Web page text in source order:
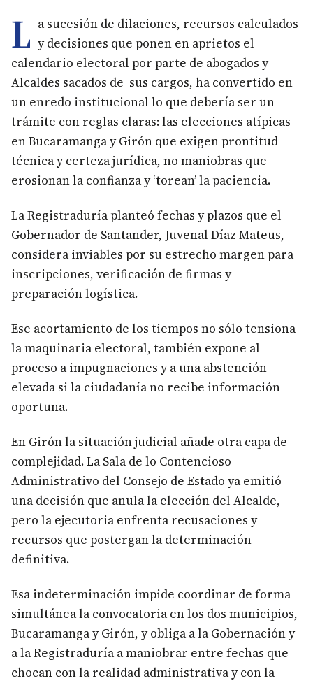
L a sucesión de dilaciones, recursos calculados
y decisiones que ponen en aprietos el
calendario electoral por parte de abogados y
Alcaldes sacados de sus cargos, ha convertido en
un enredo institucional lo que debería ser un
trámite con reglas claras: las elecciones atípicas
en Bucaramanga y Girón que exigen prontitud
técnica y certeza jurídica, no maniobras que
erosionan la confianza y ‘torean’ la paciencia.
La Registraduría planteó fechas y plazos que el
Gobernador de Santander, Juvenal Díaz Mateus,
considera inviables por su estrecho margen para
inscripciones, verificación de firmas y
preparación logística.
Ese acortamiento de los tiempos no sólo tensiona
la maquinaria electoral, también expone al
proceso a impugnaciones y a una abstención
elevada si la ciudadanía no recibe información
oportuna.
En Girón la situación judicial añade otra capa de
complejidad. La Sala de lo Contencioso
Administrativo del Consejo de Estado ya emitió
una decisión que anula la elección del Alcalde,
pero la ejecutoria enfrenta recusaciones y
recursos que postergan la determinación
definitiva.
Esa indeterminación impide coordinar de forma
simultánea la convocatoria en los dos municipios,
Bucaramanga y Girón, y obliga a la Gobernación y
a la Registraduría a maniobrar entre fechas que
chocan con la realidad administrativa y con la